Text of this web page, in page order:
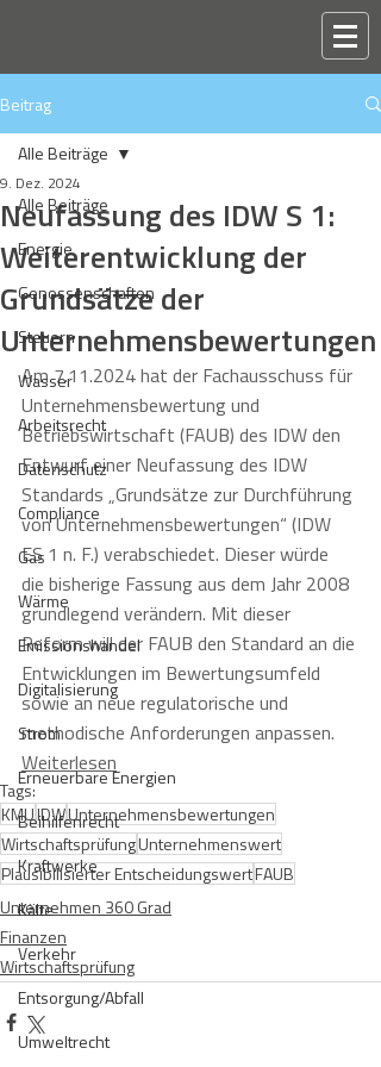
Beitrag
Alle Beiträge
Energie
Genossenschaften
Steuern
Wasser
Arbeitsrecht
Datenschutz
Compliance
Gas
Wärme
Emissionshandel
Digitalisierung
Strom
Erneuerbare Energien
Beihilfenrecht
Kraftwerke
Kälte
Verkehr
Entsorgung/Abfall
Umweltrecht
Alle Beiträge
Neufassung des IDW S 1:
Weiterentwicklung der
Grundsätze der
Unternehmensbewertungen
9. Dez. 2024
Am 7.11.2024 hat der Fachausschuss für
Unternehmensbewertung und
Betriebswirtschaft (FAUB) des IDW den
Entwurf einer Neufassung des IDW
Standards „Grundsätze zur Durchführung
von Unternehmensbewertungen“ (IDW
ES 1 n. F.) verabschiedet. Dieser würde
die bisherige Fassung aus dem Jahr 2008
grundlegend verändern. Mit dieser
Reform will der FAUB den Standard an die
Entwicklungen im Bewertungsumfeld
sowie an neue regulatorische und
methodische Anforderungen anpassen.
Weiterlesen
Tags:
KMUIDWUnternehmensbewertungen
WirtschaftsprüfungUnternehmenswert
Plausibilisierter EntscheidungswertFAUB
Unternehmen 360 Grad
Finanzen
Wirtschaftsprüfung